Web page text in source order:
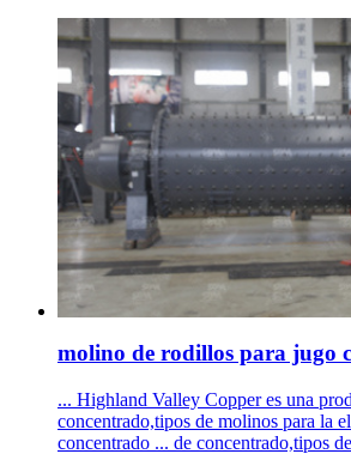
molino de rodillos para jugo
... Highland Valley Copper es una
concentrado,tipos de molinos para la
concentrado ... de concentrado,tipos